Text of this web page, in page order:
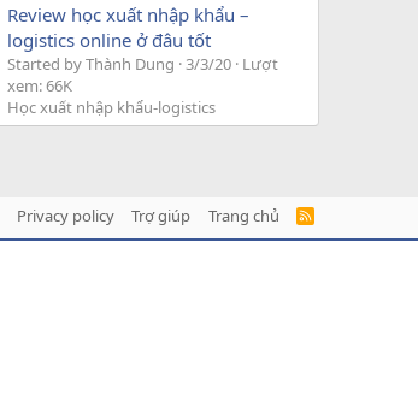
Review học xuất nhập khẩu –
logistics online ở đâu tốt
Started by Thành Dung 3/3/20 Lượt
xem: 66K
Học xuất nhập khẩu-logistics
Privacy policy Trợ giúp Trang chủ
R